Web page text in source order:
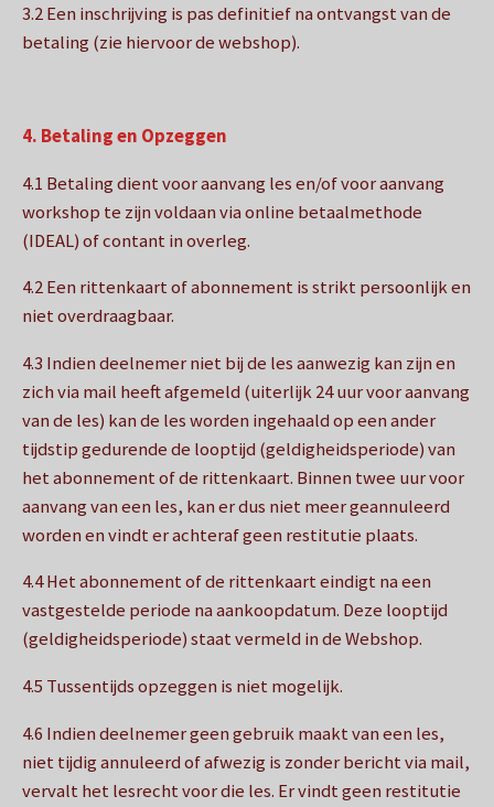
3.2 Een inschrijving is pas definitief na ontvangst van de
betaling (zie hiervoor de webshop).
4. Betaling en Opzeggen
4.1 Betaling dient voor aanvang les en/of voor aanvang
workshop te zijn voldaan via online betaalmethode
(IDEAL) of contant in overleg.
4.2 Een rittenkaart of abonnement is strikt persoonlijk en
niet overdraagbaar.
4.3 Indien deelnemer niet bij de les aanwezig kan zijn en
zich via mail heeft afgemeld (uiterlijk 24 uur voor aanvang
van de les) kan de les worden ingehaald op een ander
tijdstip gedurende de looptijd (geldigheidsperiode) van
het abonnement of de rittenkaart. Binnen twee uur voor
aanvang van een les, kan er dus niet meer geannuleerd
worden en vindt er achteraf geen restitutie plaats.
4.4 Het abonnement of de rittenkaart eindigt na een
vastgestelde periode na aankoopdatum. Deze looptijd
(geldigheidsperiode) staat vermeld in de Webshop.
4.5 Tussentijds opzeggen is niet mogelijk.
4.6 Indien deelnemer geen gebruik maakt van een les,
niet tijdig annuleerd of afwezig is zonder bericht via mail,
vervalt het lesrecht voor die les. Er vindt geen restitutie